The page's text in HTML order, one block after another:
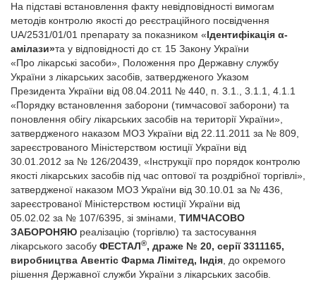
На підставі встановлення факту невідповідності вимогам
методів контролю якості до реєстраційного посвідчення
UA/2531/01/01 препарату за показником «Ідентифікація α-
амілази»та у відповідності до ст. 15 Закону України
«Про лікарські засоби», Положення про Державну службу
України з лікарських засобів, затвердженого Указом
Президента України від 08.04.2011 № 440, п. 3.1., 3.1.1, 4.1.1
«Порядку встановлення заборони (тимчасової заборони) та
поновлення обігу лікарських засобів на території України»,
затвердженого наказом МОЗ України від 22.11.2011 за № 809,
зареєстрованого Міністерством юстиції України від
30.01.2012 за № 126/20439, «Інструкції про порядок контролю
якості лікарських засобів під час оптової та роздрібної торгівлі»,
затвердженої наказом МОЗ України від 30.10.01 за № 436,
зареєстрованої Міністерством юстиції України від
05.02.02 за № 107/6395, зі змінами, ТИМЧАСОВО
ЗАБОРОНЯЮ реалізацію (торгівлю) та застосування
лікарського засобу ФЕСТАЛ®, драже № 20, серії 3311165,
виробництва Авентіс Фарма Лімітед, Індія , до окремого
рішення Державної служби України з лікарських засобів.